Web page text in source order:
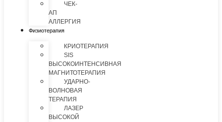
ЧЕК-
АП
АЛЛЕРГИЯ
Физиотерапия
КРИОТЕРАПИЯ
SIS
ВЫСОКОИНТЕНСИВНАЯ
МАГНИТОТЕРАПИЯ
УДАРНО-
ВОЛНОВАЯ
ТЕРАПИЯ
ЛАЗЕР
ВЫСОКОЙ